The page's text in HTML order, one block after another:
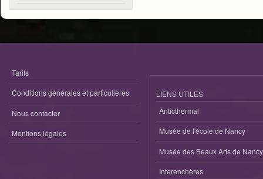
Tarifs
Conditions générales et particulieres
Nous contacter
Mentions légales
LIENS UTILES
Anticthermal
Musée de l'école de Nancy
Musée des Beaux Arts de Nancy
Interenchères